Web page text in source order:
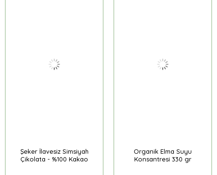
Şeker İlavesiz Simsiyah
Çikolata - %100 Kakao
Organik Elma Suyu
Konsantresi 330 gr